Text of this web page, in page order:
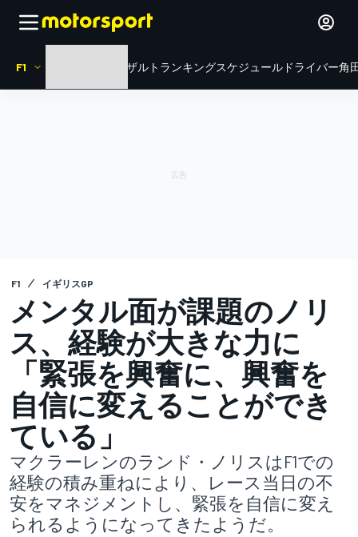
F1 リザルト ランキングスケジュール ドライバー角
F1 イギリスGP
メンタル面が課題のノリ
ス、経験が大きな力に
「緊張を興奮に、興奮を
自信に変えることができ
ている」
マクラーレンのランド・ノリスはF1での
経験の積み重ねにより、レース当日の不
安をマネジメントし、緊張を自信に変え
られるようになってきたようだ。